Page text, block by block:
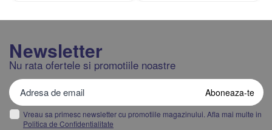
Newsletter
Nu rata ofertele si promotiile noastre
Vreau sa primesc newsletter cu promotiile magazinului. Afla mai multe in
Politica de Confidentialitate